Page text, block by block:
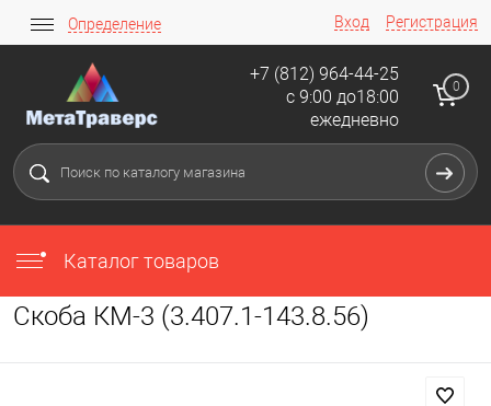
Вход Регистрация
Определение
+7 (812) 964-44-25
с 9:00 до18:00
ежедневно
0
Каталог товаров
Скоба КМ-3 (3.407.1-143.8.56)